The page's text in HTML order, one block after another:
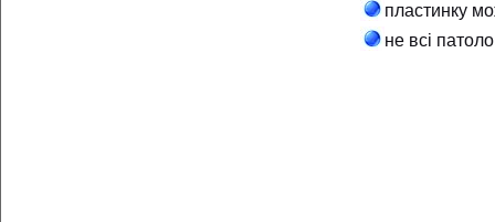
пластинку
не всі